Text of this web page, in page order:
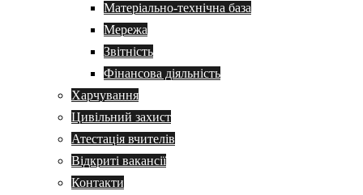
Матеріально-технічна база
Мережа
Звітність
Фінансова діяльність
Харчування
Цивільний захист
Атестація вчителів
Відкриті вакансії
Контакти